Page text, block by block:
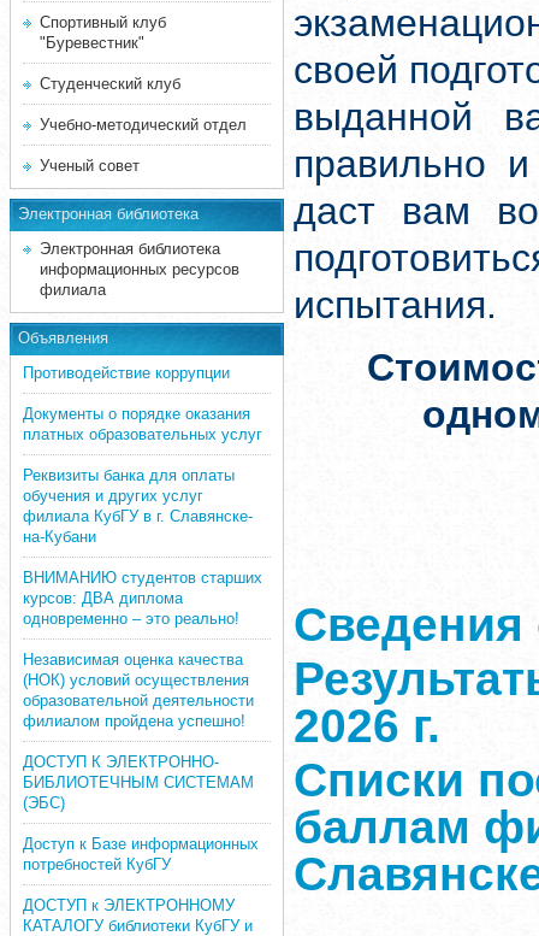
Спортивный клуб
"Буревестник"
Студенческий клуб
Учебно-методический отдел
Ученый совет
Электронная библиотека
Электронная библиотека
информационных ресурсов
филиала
Объявления
Противодействие коррупции
Документы о порядке оказания
платных образовательных услуг
Реквизиты банка для оплаты
обучения и других услуг
филиала КубГУ в г. Славянске-
на-Кубани
ВНИМАНИЮ студентов старших
курсов: ДВА диплома
одновременно – это реально!
Независимая оценка качества
(НОК) условий осуществления
образовательной деятельности
филиалом пройдена успешно!
ДОСТУП К ЭЛЕКТРОННО-
БИБЛИОТЕЧНЫМ СИСТЕМАМ
(ЭБС)
Доступ к Базе информационных
потребностей КубГУ
ДОСТУП к ЭЛЕКТРОННОМУ
КАТАЛОГУ библиотеки КубГУ и
своей
выданной
правильно
даст вам
испытания.
Сведения
2026 г.
Списки
баллам